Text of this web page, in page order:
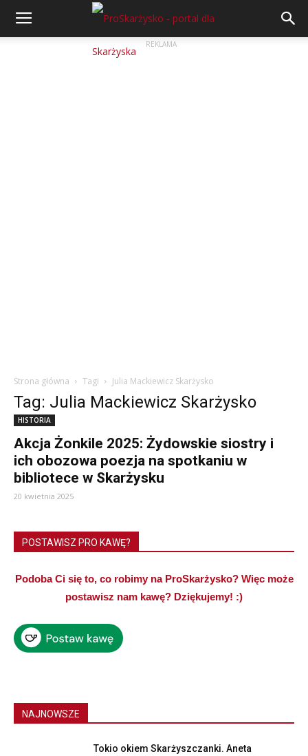
REKLAMA
Strona główna Tagi Julia Mackiewicz Skarżysko
Tag: Julia Mackiewicz Skarżysko
HISTORIA
Akcja Żonkile 2025: Żydowskie siostry i
ich obozowa poezja na spotkaniu w
bibliotece w Skarżysku
20 kwietnia 2025
POSTAWISZ PRO KAWĘ?
Podoba Ci się to, co robimy na ProSkarżysko? Więc może
postawisz nam kawę? Dziękujemy! :)
NAJNOWSZE
Tokio okiem Skarżyszczanki. Aneta